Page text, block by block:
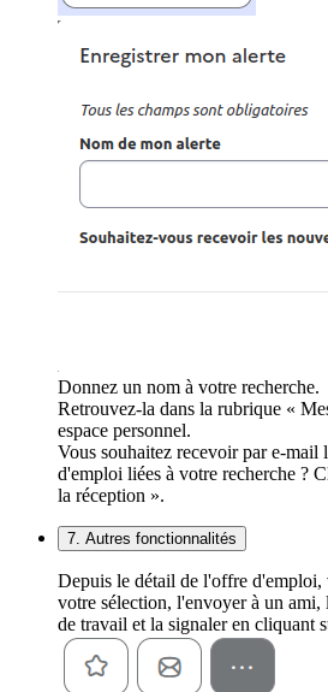
Donnez un nom à votre recherche.
Retrouvez-la dans la rubrique «
espace personnel.
Vous souhaitez recevoir par e-mail
d'emploi liées à votre recherche ?
la réception ».
7. Autres fonctionnalités
Depuis le détail de l'offre d'emploi,
votre sélection, l'envoyer à un
de travail et la signaler en cliquant